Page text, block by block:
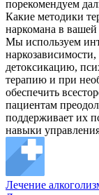
порекомендуем
Какие методики
наркомана в
Мы используем
детоксикацию,
терапию и при
обеспечить
пациентам
поддерживает их
навыки
Лечение